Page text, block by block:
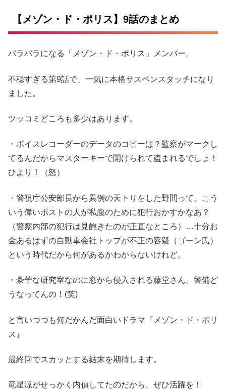
【メゾン・ド・ポリス】9話のまとめ
バラバラになる「メゾン・ド・ポリス」メンバー。
不穏すぎる第9話で、一気に本格サスペンスタッチになり
ました。
ツッコミどころも多少はあります。
・ボイスレコーダーのデータのコピーは？監察がマークし
てるんだからマスターキーで開けられて盗まれるでしょ！
ひより！（怒）
・警視庁公安部長から異例の天下りをした野間って、こう
いう偉いポストの人が私腹のために犯行おかすかなあ？
（警察内部の犯行は見飽きたのが正直なところ）…十分お
金あるはずの自動車会社トップが不正の容疑（ゴーン氏）
という時代だから何があるかわからないけれど。
・豪華な研究室なのに窓から侵入される藤堂さん。警備ど
うなってんの！(笑)
と言いつつも何だかんだ面白いドラマ『メゾン・ド・ポリ
ス』
最終回でスカッとする結末を期待します。
竜星涼がせっかく内偵してたのだから、ぜひ活躍を！